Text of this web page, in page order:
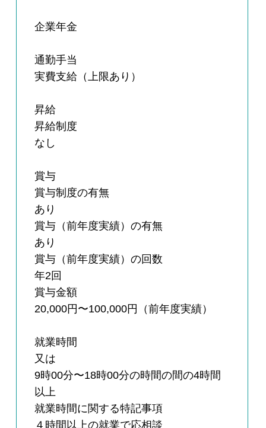
企業年金
通勤手当
実費支給（上限あり）
昇給
昇給制度
なし
賞与
賞与制度の有無
あり
賞与（前年度実績）の有無
あり
賞与（前年度実績）の回数
年2回
賞与金額
20,000円〜100,000円（前年度実績）
就業時間
又は
9時00分〜18時00分の時間の間の4時間
以上
就業時間に関する特記事項
４時間以上の就業で応相談